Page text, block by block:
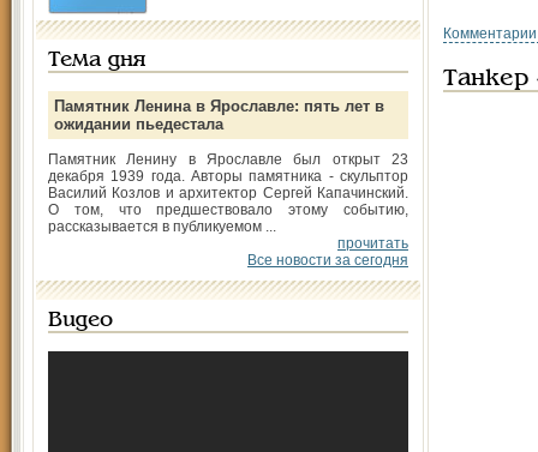
Тема дня
Памятник Ленина в Ярославле: пять лет в
ожидании пьедестала
Памятник Ленину в Ярославле был открыт 23
декабря 1939 года. Авторы памятника - скульптор
Василий Козлов и архитектор Сергей Капачинский.
О том, что предшествовало этому событию,
рассказывается в публикуемом ...
прочитать
Все новости за сегодня
Видео
Танкер